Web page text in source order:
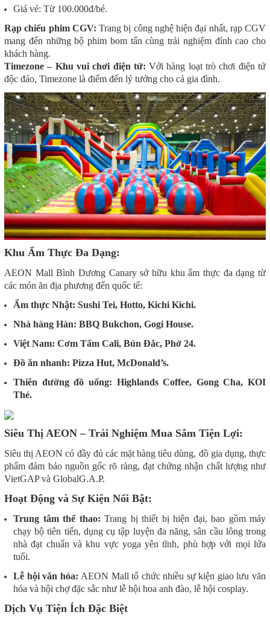
Giá vé: Từ 100.000đ/bé.
Rạp chiếu phim CGV: Trang bị công nghệ hiện đại nhất, rạp CGV
mang đến những bộ phim bom tấn cùng trải nghiệm đỉnh cao cho
khách hàng.
Timezone – Khu vui chơi điện tử: Với hàng loạt trò chơi điện tử
độc đáo, Timezone là điểm đến lý tưởng cho cả gia đình.
Khu Ẩm Thực Đa Dạng:
AEON Mall Bình Dương Canary sở hữu khu ẩm thực đa dạng từ
các món ăn địa phương đến quốc tế:
Ẩm thực Nhật: Sushi Tei, Hotto, Kichi Kichi.
Nhà hàng Hàn: BBQ Bukchon, Gogi House.
Việt Nam: Cơm Tấm Cali, Bún Đắc, Phở 24.
Đồ ăn nhanh: Pizza Hut, McDonald’s.
Thiên đường đồ uống: Highlands Coffee, Gong Cha, KOI
Thé.
Siêu Thị AEON – Trải Nghiệm Mua Sắm Tiện Lợi:
Siêu thị AEON có đầy đủ các mặt hàng tiêu dùng, đồ gia dụng, thực
phẩm đảm bảo nguồn gốc rõ ràng, đạt chứng nhận chất lượng như
VietGAP và GlobalG.A.P.
Hoạt Động và Sự Kiện Nổi Bật:
Trung tâm thể thao: Trang bị thiết bị hiện đại, bao gồm máy
chạy bộ tiên tiến, dụng cụ tập luyện đa năng, sân cầu lông trong
nhà đạt chuẩn và khu vực yoga yên tĩnh, phù hợp với mọi lứa
tuổi.
Lễ hội văn hóa: AEON Mall tổ chức nhiều sự kiện giao lưu văn
hóa và hội chợ đặc sắc như lễ hội hoa anh đào, lễ hội cosplay.
Dịch Vụ Tiện Ích Đặc Biệt